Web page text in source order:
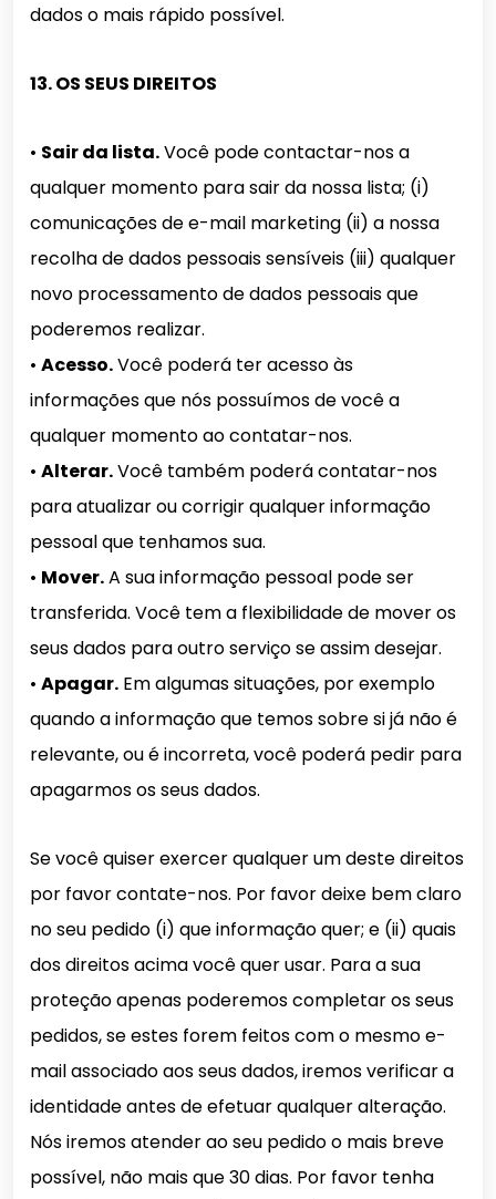
dados o mais rápido possível.
13. OS SEUS DIREITOS
• Sair da lista.Você pode contactar-nos a
qualquer momento para sair da nossa lista; (i)
comunicações de e-mail marketing (ii) a nossa
recolha de dados pessoais sensíveis (iii) qualquer
novo processamento de dados pessoais que
poderemos realizar.
• Acesso.Você poderá ter acesso às
informações que nós possuímos de você a
qualquer momento ao contatar-nos.
• Alterar.Você também poderá contatar-nos
para atualizar ou corrigir qualquer informação
pessoal que tenhamos sua.
• Mover.A sua informação pessoal pode ser
transferida. Você tem a flexibilidade de mover os
seus dados para outro serviço se assim desejar.
• Apagar. Em algumas situações, por exemplo
quando a informação que temos sobre si já não é
relevante, ou é incorreta, você poderá pedir para
apagarmos os seus dados.
Se você quiser exercer qualquer um deste direitos
por favor contate-nos. Por favor deixe bem claro
no seu pedido (i) que informação quer; e (ii) quais
dos direitos acima você quer usar. Para a sua
proteção apenas poderemos completar os seus
pedidos, se estes forem feitos com o mesmo e-
mail associado aos seus dados, iremos verificar a
identidade antes de efetuar qualquer alteração.
Nós iremos atender ao seu pedido o mais breve
possível, não mais que 30 dias. Por favor tenha